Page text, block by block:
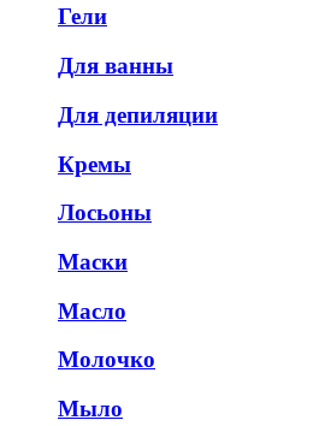
Гели
Для ванны
Для депиляции
Кремы
Лосьоны
Маски
Масло
Молочко
Мыло